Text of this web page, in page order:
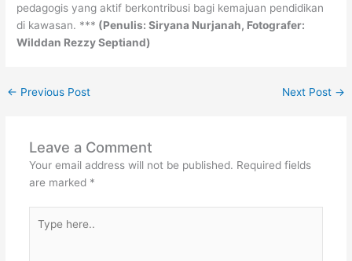
pedagogis yang aktif berkontribusi bagi kemajuan pendidikan
di kawasan. *** (Penulis: Siryana Nurjanah, Fotografer:
Wilddan Rezzy Septiand)
← Previous Post Next Post →
Leave a Comment
Your email address will not be published. Required fields
are marked *
here..